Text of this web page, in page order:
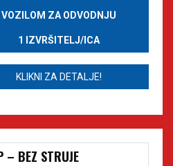
VOZILOM ZA ODVODNJU
1 IZVRŠITELJ/ICA
KLIKNI ZA DETALJE!
– BEZ STRUJE